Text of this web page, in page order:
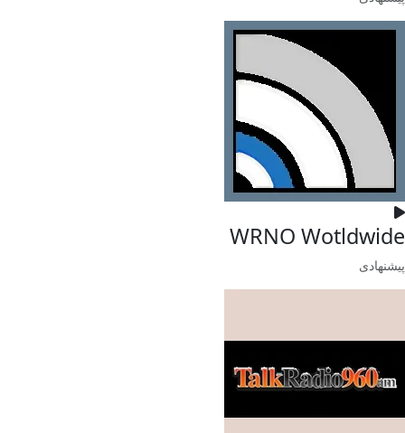
WRNO Wotldwide
پیشنهادی